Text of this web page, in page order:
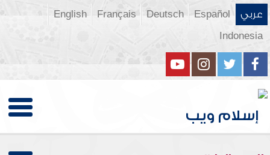
عربي Español
Deutsch
Français
English
Indonesia